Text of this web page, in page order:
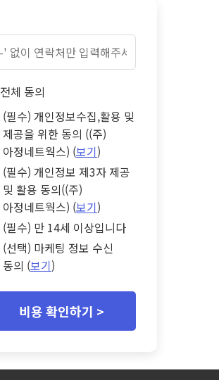
전체 동의
(필수) 개인정보수집,활용 및
제공을 위한 동의 ((주)
아정네트웍스) (보기)
(필수) 개인정보 제3자 제공
및 활용 동의((주)
아정네트웍스) (보기)
(필수) 만 14세 이상입니다
(선택) 마케팅 정보 수신
동의 (보기)
비용 확인하기 >